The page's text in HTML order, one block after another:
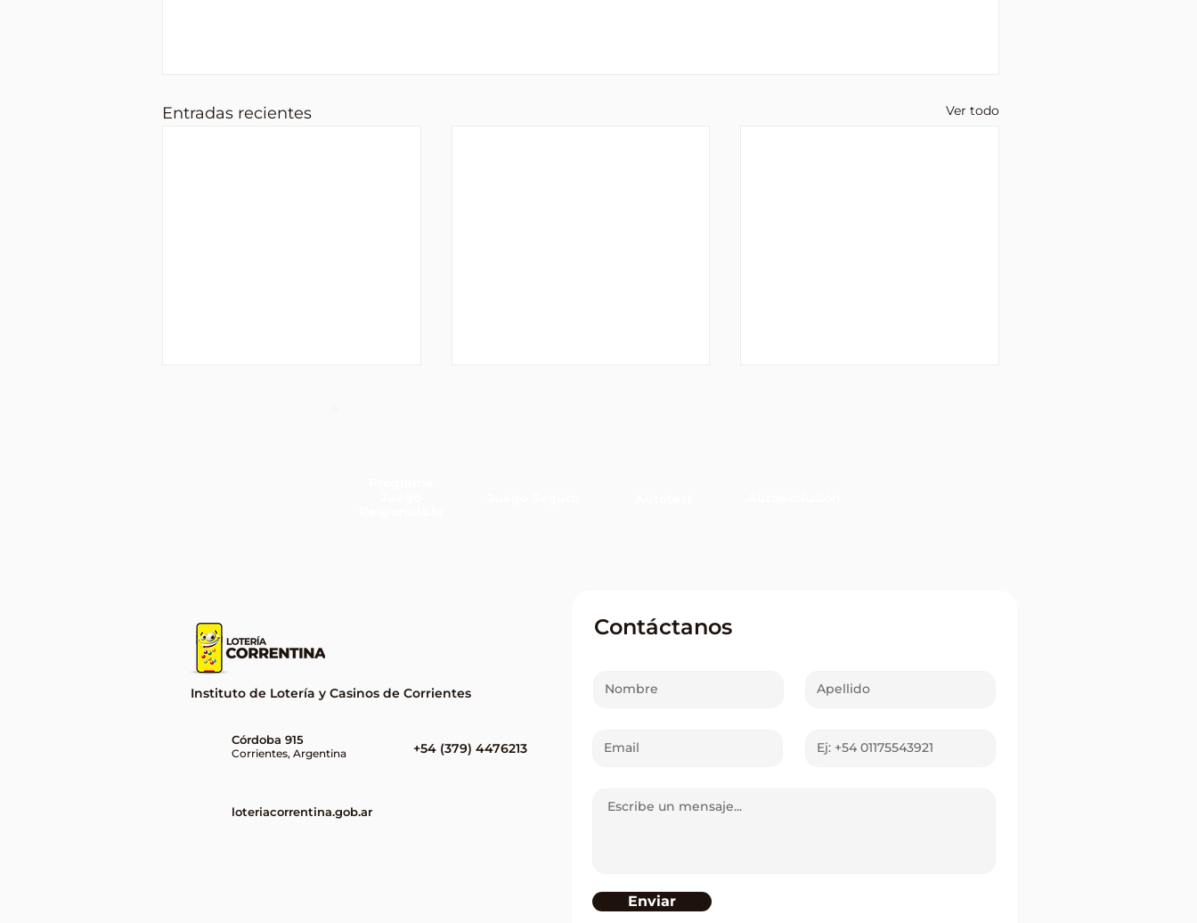
Entradas recientes Ver todo
Instituto de Lotería y Casinos de Corrientes
Córdoba 915
Corrientes, Argentina +54 (379) 4476213
loteriacorrentina.gob.ar
Contáctanos
Enviar